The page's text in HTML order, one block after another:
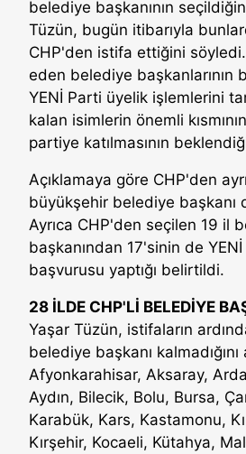
belediye başkanının
Tüzün, bugün itibarıyla
CHP'den istifa ettiğini
eden belediye başkanlarının
YENİ Parti üyelik işlemlerini
kalan isimlerin önemli
partiye katılmasının
Açıklamaya göre CHP'den
büyükşehir belediye başkanı
Ayrıca CHP'den seçilen 19 il
başkanından 17'sinin de
başvurusu yaptığı belirtildi.
28 İLDE CHP'Lİ BELEDİYE
Yaşar Tüzün, istifaların
belediye başkanı kalmadığını
Afyonkarahisar, Aksaray,
Aydın, Bilecik, Bolu, Bursa,
Karabük, Kars, Kastamonu,
Kırşehir, Kocaeli, Kütahya,